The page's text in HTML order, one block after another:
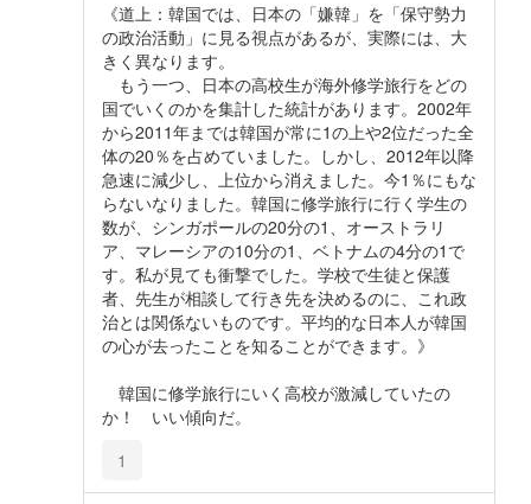
《道上：韓国では、日本の「嫌韓」を「保守勢力
の政治活動」に見る視点があるが、実際には、大
きく異なります。
もう一つ、日本の高校生が海外修学旅行をどの
国でいくのかを集計した統計があります。2002年
から2011年までは韓国が常に1の上や2位だった全
体の20％を占めていました。しかし、2012年以降
急速に減少し、上位から消えました。今1％にもな
らないなりました。韓国に修学旅行に行く学生の
数が、シンガポールの20分の1、オーストラリ
ア、マレーシアの10分の1、ベトナムの4分の1で
す。私が見ても衝撃でした。学校で生徒と保護
者、先生が相談して行き先を決めるのに、これ政
治とは関係ないものです。平均的な日本人が韓国
の心が去ったことを知ることができます。》
韓国に修学旅行にいく高校が激減していたの
か！ いい傾向だ。
1